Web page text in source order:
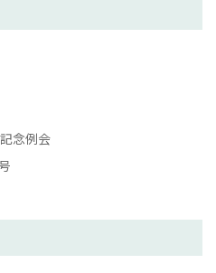
念例会